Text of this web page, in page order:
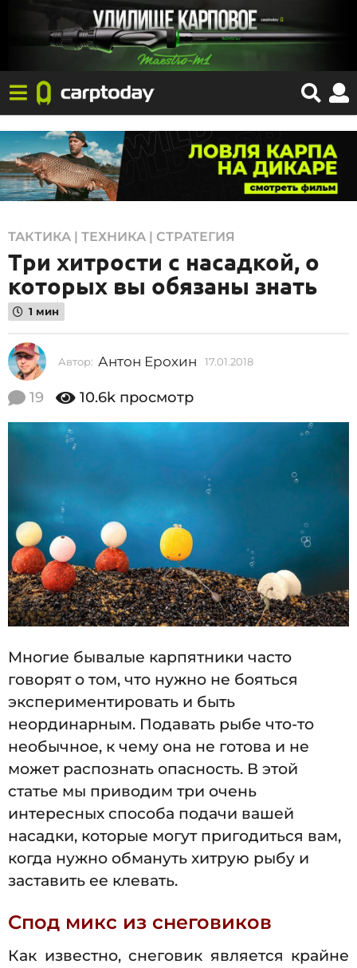
1
7
.
0
1
.
2
0
8
0
.
2
0
8
ТАКТИКА | ТЕХНИКА | СТРАТЕГИЯ
Три хитрости с насадкой, о
которых вы обязаны знать
1 мин
Автор: Антон Ерохин 17.01.2018
1
19 10.6k просмотр
Многие бывалые карпятники часто
говорят о том, что нужно не бояться
экспериментировать и быть
неординарным. Подавать рыбе что-то
необычное, к чему она не готова и не
может распознать опасность. В этой
статье мы приводим три очень
интересных способа подачи вашей
насадки, которые могут пригодиться вам,
когда нужно обмануть хитрую рыбу и
заставить ее клевать.
Спод микс из снеговиков
Как известно, снеговик является крайне